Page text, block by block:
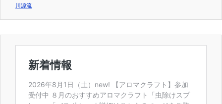
川源流